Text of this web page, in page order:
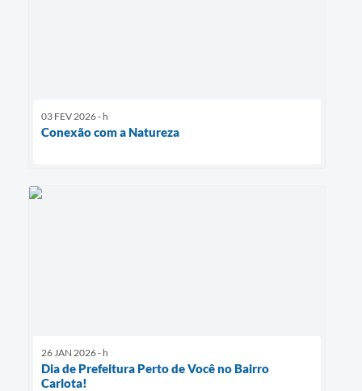
03 FEV 2026 - h
Conexão com a Natureza
26 JAN 2026 - h
Dia de Prefeitura Perto de Você no Bairro
Carlota!